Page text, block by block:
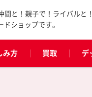
間と！親子で！ライバルと
ショップです。
み方 買取 デ